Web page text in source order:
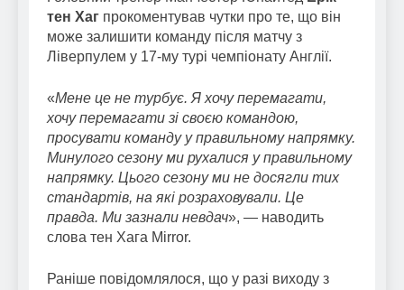
тен Хаг прокоментував чутки про те, що він
може залишити команду після матчу з
Ліверпулем у 17-му турі чемпіонату Англії.
«Мене це не турбує. Я хочу перемагати,
хочу перемагати зі своєю командою,
просувати команду у правильному напрямку.
Минулого сезону ми рухалися у правильному
напрямку. Цього сезону ми не досягли тих
стандартів, на які розраховували. Це
правда. Ми зазнали невдач», — наводить
слова тен Хага Mirror.
Раніше повідомлялося, що у разі виходу з